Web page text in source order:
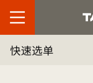
快速选单